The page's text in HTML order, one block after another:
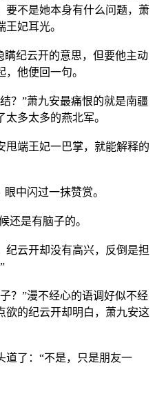
要不是她本身有什么问题，萧
妃耳光。
纪云开的意思，但要他主动
他便回一句。
？”萧九安最痛恨的就是南疆
多太多的燕北军。
端王妃一巴掌，就能解释的
中闪过一抹赞赏。
还是有脑子的。
云开却没有高兴，反倒是担
？”漫不经心的语调好似不经
欲的纪云开却明白，萧九安这
了：“不是，只是朋友一